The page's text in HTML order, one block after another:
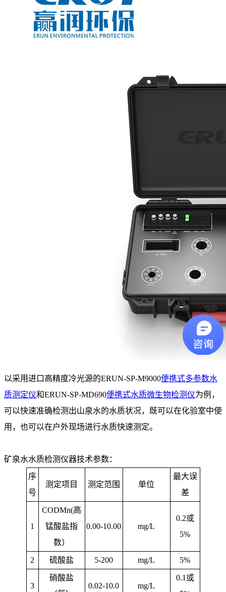
以采用进口高精度冷光源的ERUN-SP-M9000便携式多参数水
质测定仪和ERUN-SP-MD690便携式水质微生物检测仪为例，
可以快速准确检测出山泉水的水质状况，既可以在化验室中使
用，也可以在户外现场进行水质快速测定。
矿泉水水质检测仪器技术参数：
序
号
测定项目 测定范围 单位
最大误
差
1
CODMn(高
锰酸盐指
数）
0.00-10.00 mg/L
0.2或
5%
2 硫酸盐 5-200 mg/L 5%
3
硝酸盐
0.02-10.0 mg/L
0.1 或